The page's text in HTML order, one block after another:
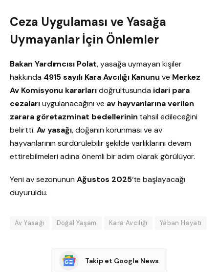
Ceza Uygulaması ve Yasağa
Uymayanlar İçin Önlemler
Bakan Yardımcısı Polat, yasağa uymayan kişiler
hakkında 4915 sayılı Kara Avcılığı Kanunu ve Merkez
Av Komisyonu kararlarıdoğrultusunda idari para
cezalarıuygulanacağını ve av hayvanlarına verilen
zarara göretazminat bedellerinin tahsil edileceğini
belirtti. Av yasağı, doğanın korunması ve av
hayvanlarının sürdürülebilir şekilde varlıklarını devam
ettirebilmeleri adına önemli bir adım olarak görülüyor.
Yeni av sezonununAğustos 2025‘te başlayacağı
duyuruldu.
Av Yasağı Doğal Yaşam Kara Avcılığı Yaban Hayatı
Takip et Google News